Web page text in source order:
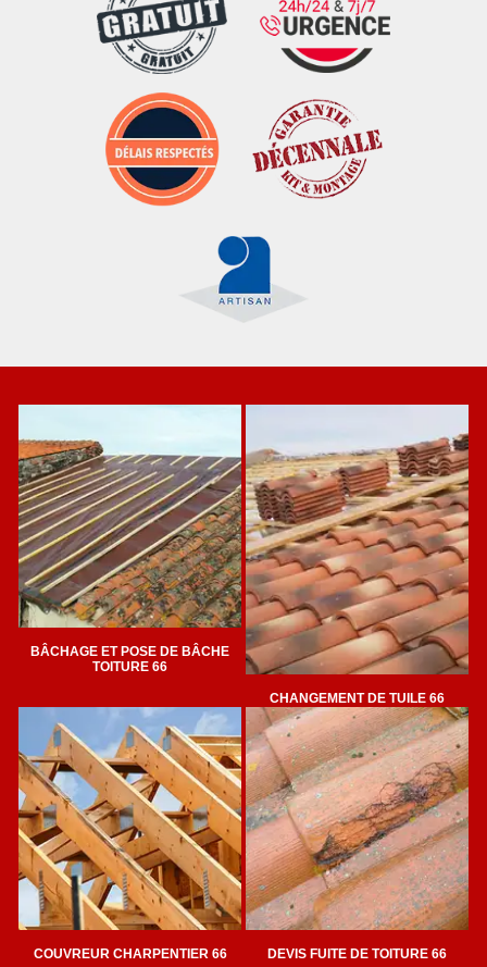
BÂCHAGE ET POSE DE BÂCHE
TOITURE 66
CHANGEMENT DE TUILE 66
COUVREUR CHARPENTIER 66 DEVIS FUITE DE TOITURE 66